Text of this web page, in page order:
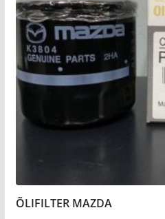
ÕLIFILTER MAZDA